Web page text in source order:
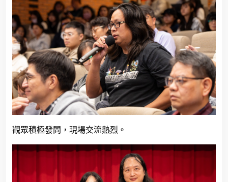
觀眾積極發問，現場交流熱烈。